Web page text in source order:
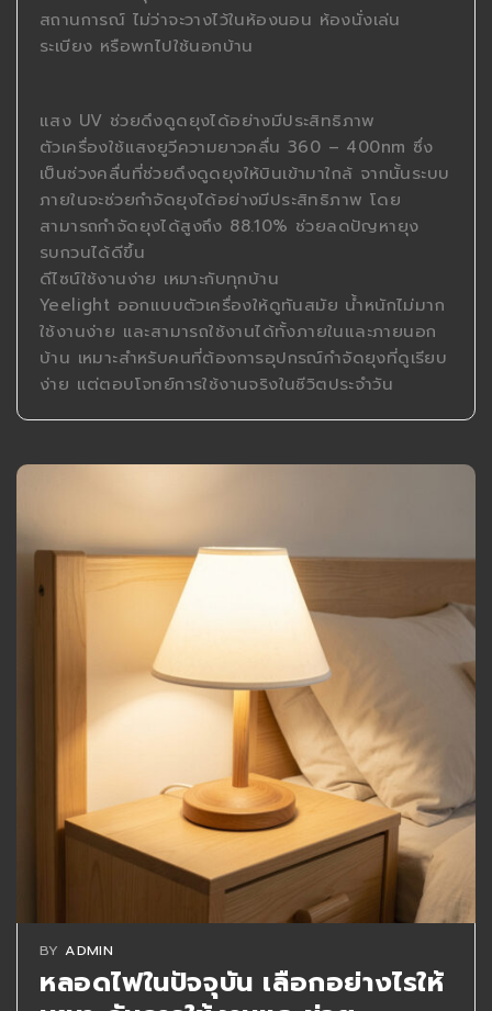
สถานการณ์ ไม่ว่าจะวางไว้ในห้องนอน ห้องนั่งเล่น
ระเบียง หรือพกไปใช้นอกบ้าน
แสง UV ช่วยดึงดูดยุงได้อย่างมีประสิทธิภาพ
ตัวเครื่องใช้แสงยูวีความยาวคลื่น 360 – 400nm ซึ่ง
เป็นช่วงคลื่นที่ช่วยดึงดูดยุงให้บินเข้ามาใกล้ จากนั้นระบบ
ภายในจะช่วยกำจัดยุงได้อย่างมีประสิทธิภาพ โดย
สามารถกำจัดยุงได้สูงถึง 88.10% ช่วยลดปัญหายุง
รบกวนได้ดีขึ้น
ดีไซน์ใช้งานง่าย เหมาะกับทุกบ้าน
Yeelight ออกแบบตัวเครื่องให้ดูทันสมัย น้ำหนักไม่มาก
ใช้งานง่าย และสามารถใช้งานได้ทั้งภายในและภายนอก
บ้าน เหมาะสำหรับคนที่ต้องการอุปกรณ์กำจัดยุงที่ดูเรียบ
ง่าย แต่ตอบโจทย์การใช้งานจริงในชีวิตประจำวัน
BY ADMIN
หลอดไฟในปัจจุบัน เลือกอย่างไรให้